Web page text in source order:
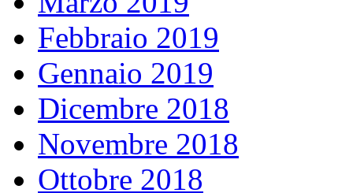
Febbraio 2019
Gennaio 2019
Dicembre 2018
Novembre 2018
Ottobre 2018